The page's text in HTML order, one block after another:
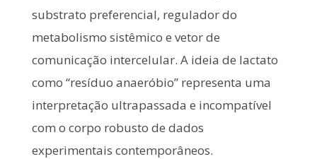
substrato preferencial, regulador do
metabolismo sistêmico e vetor de
comunicação intercelular. A ideia de lactato
como “resíduo anaeróbio” representa uma
interpretação ultrapassada e incompatível
com o corpo robusto de dados
experimentais contemporâneos.